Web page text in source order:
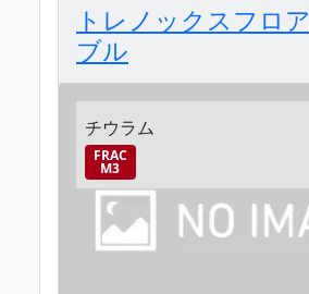
トレノックスフロア
ブル
チウラム
FRAC
M3